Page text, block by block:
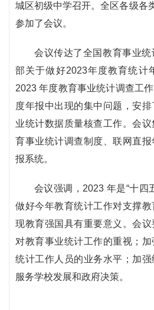
城区初级中学召开。全区各级各
参加了会议。
会议传达了全国教育事业
部关于做好2023年度教育统计
2023 年度教育事业统计调查工
度年报中出现的集中问题，安
业统计数据质量核查工作。会
育事业统计调查制度、联网直
报系统。
会议强调，2023 年是“十四
做好今年教育统计工作对支撑
现教育强国具有重要意义。会
对教育事业统计工作的重视；
统计工作人员的业务水平；加
服务学校发展和政府决策。